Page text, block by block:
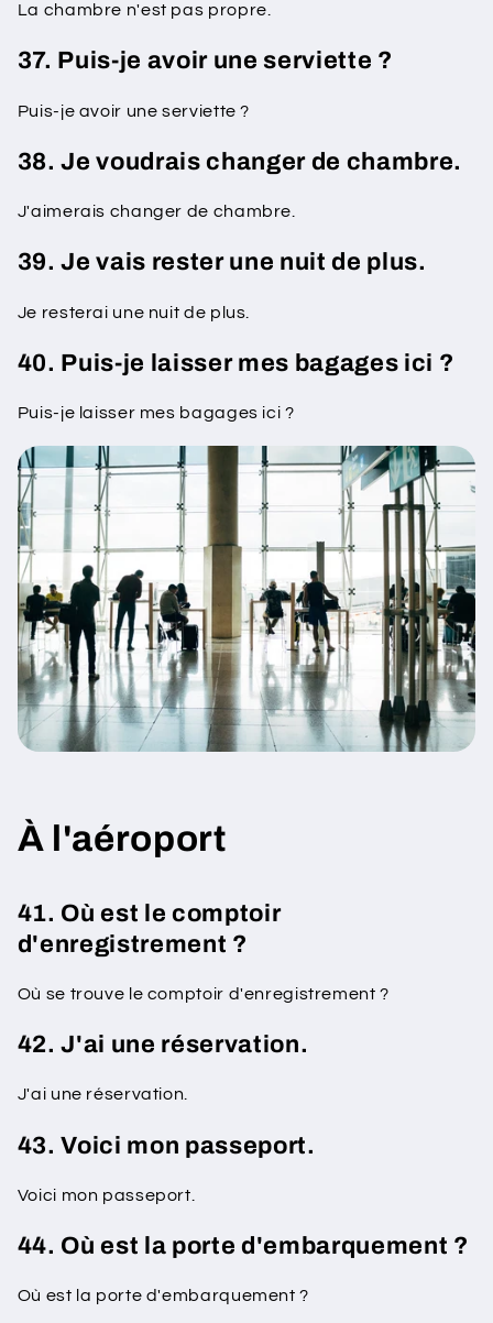
La chambre n'est pas propre.
37. Puis-je avoir une serviette ?
Puis-je avoir une serviette ?
38. Je voudrais changer de chambre.
J'aimerais changer de chambre.
39. Je vais rester une nuit de plus.
Je resterai une nuit de plus.
40. Puis-je laisser mes bagages ici ?
Puis-je laisser mes bagages ici ?
À l'aéroport
41. Où est le comptoir
d'enregistrement ?
Où se trouve le comptoir d'enregistrement ?
42. J'ai une réservation.
J'ai une réservation.
43. Voici mon passeport.
Voici mon passeport.
44. Où est la porte d'embarquement ?
Où est la porte d'embarquement ?